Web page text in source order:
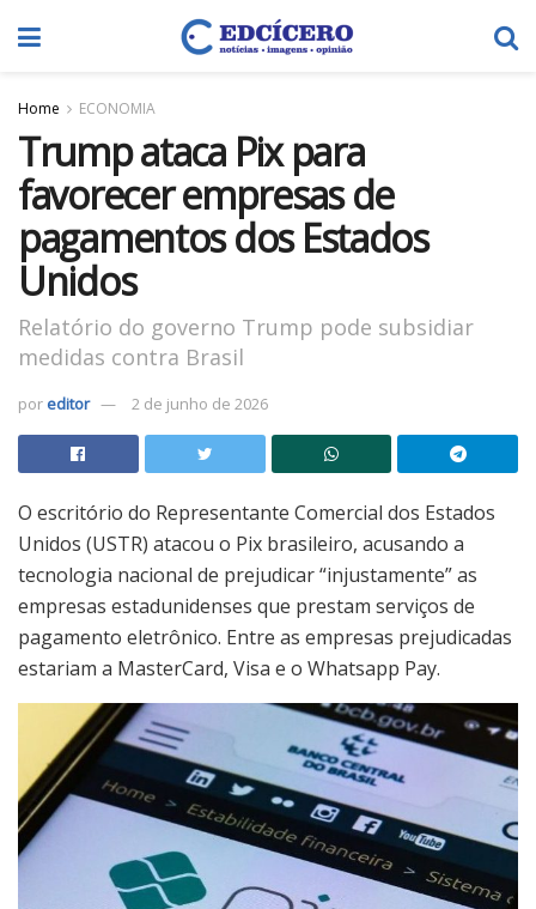
Home ECONOMIA
Trump ataca Pix para
favorecer empresas de
pagamentos dos Estados
Unidos
Relatório do governo Trump pode subsidiar
medidas contra Brasil
por editor 2 de junho de 2026
O escritório do Representante Comercial dos Estados
Unidos (USTR) atacou o Pix brasileiro, acusando a
tecnologia nacional de prejudicar “injustamente” as
empresas estadunidenses que prestam serviços de
pagamento eletrônico. Entre as empresas prejudicadas
estariam a MasterCard, Visa e o Whatsapp Pay.